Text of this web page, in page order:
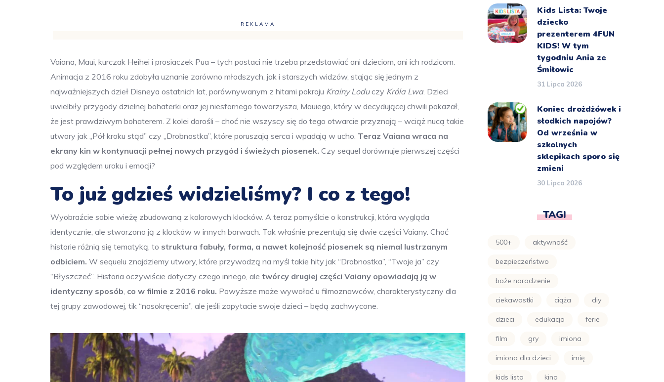
REKLAMA
Vaiana, Maui, kurczak Heihei i prosiaczek Pua – tych postaci nie trzeba przedstawiać ani dzieciom, ani ich rodzicom.
Animacja z 2016 roku zdobyła uznanie zarówno młodszych, jak i starszych widzów, stając się jednym z
najważniejszych dzieł Disneya ostatnich lat, porównywanym z hitami pokroju Krainy Loduczy Króla Lwa. Dzieci
uwielbiły przygody dzielnej bohaterki oraz jej niesfornego towarzysza, Mauiego, który w decydującej chwili pokazał,
że jest prawdziwym bohaterem. Z kolei dorośli – choć nie wszyscy się do tego otwarcie przyznają – wciąż nucą takie
utwory jak „Pół kroku stąd” czy „Drobnostka”, które poruszają serca i wpadają w ucho. Teraz Vaiana wraca na
ekrany kin w kontynuacji pełnej nowych przygód i świeżych piosenek. Czy sequel dorównuje pierwszej części
pod względem uroku i emocji?
To już gdzieś widzieliśmy? I co z tego!
Wyobraźcie sobie wieżę zbudowaną z kolorowych klocków. A teraz pomyślcie o konstrukcji, która wygląda
identycznie, ale stworzono ją z klocków w innych barwach. Tak właśnie prezentują się dwie części Vaiany. Choć
historie różnią się tematyką, to struktura fabuły, forma, a nawet kolejność piosenek są niemal lustrzanym
odbiciem. W sequelu znajdziemy utwory, które przywodzą na myśl takie hity jak “Drobnostka”, “Twoje ja” czy
“Błyszczeć”. Historia oczywiście dotyczy czego innego, ale twórcy drugiej części Vaiany opowiadają ją w
identyczny sposób co w filmie z 2016 roku. Powyższe może wywołać u filmoznawców, charakterystyczny dla
tej grupy zawodowej, tik “nosokręcenia”, ale jeśli zapytacie swoje dzieci – będą zachwycone.
Kids Lista: Twoje
dziecko
prezenterem 4FUN
KIDS! W tym
tygodniu Ania ze
Śmiłowic
31 Lipca 2026
Koniec drożdżówek i
słodkich napojów?
Od września w
szkolnych
sklepikach sporo się
zmieni
30 Lipca 2026
TAGI
500+ aktywność
bezpieczeństwo
boże narodzenie
ciekawostki ciąża diy
dzieci edukacja ferie
film gry imiona
imiona dla dzieci imię
kids lista kino